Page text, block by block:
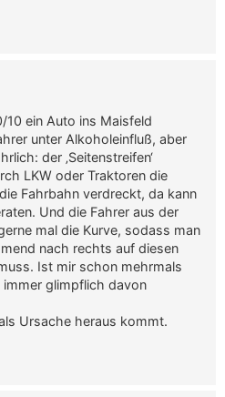
10 ein Auto ins Maisfeld
unter Alkoholeinfluß, aber
der ‚Seitenstreifen‘
LKW oder Traktoren die
Fahrbahn verdreckt, da kann
Und die Fahrer aus der
mal die Kurve, sodass man
nach rechts auf diesen
Ist mir schon mehrmals
glimpflich davon
Ursache heraus kommt.